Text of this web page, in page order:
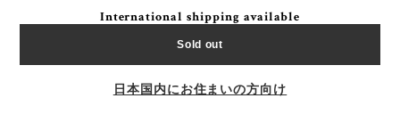
International shipping available
Sold out
日本国内にお住まいの方向け